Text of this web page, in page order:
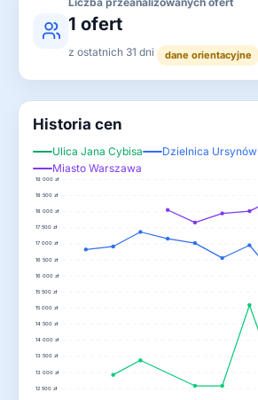
1 ofert
z ostatnich 31 dni dane orientacyjne
Historia cen
Ulica Jana Cybisa
Dzielnica Ursynów
Miasto Warszawa
12 500 zł
13 000 zł
13 500 zł
14 000 zł
14 500 zł
15 000 zł
15 500 zł
16 000 zł
16 500 zł
17 000 zł
17 500 zł
18 000 zł
18 500 zł
19 000 zł